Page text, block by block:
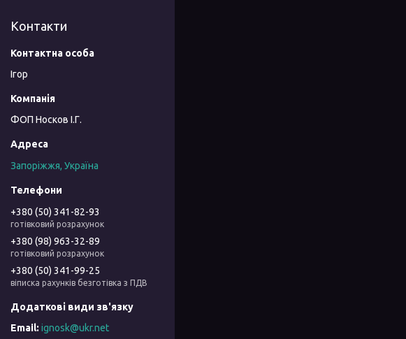
Контакти
Ігор
ФОП Носков І.Г.
Запоріжжя, Україна
+380 (50) 341-82-93
готівковий розрахунок
+380 (98) 963-32-89
готівковий розрахунок
+380 (50) 341-99-25
віписка рахунків безготівка з ПДВ
ignosk@ukr.net